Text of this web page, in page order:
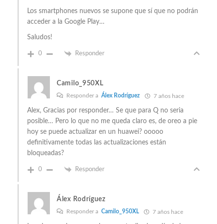
Los smartphones nuevos se supone que sí que no podrán
acceder a la Google Play…
Saludos!
0 Responder
Camilo_950XL
Responder a Álex Rodríguez 7 años hace
Alex, Gracias por responder… Se que para Q no seria
posible… Pero lo que no me queda claro es, de oreo a pie
hoy se puede actualizar en un huawei? ooooo
definitivamente todas las actualizaciones están
bloqueadas?
0 Responder
Álex Rodríguez
Responder a Camilo_950XL 7 años hace